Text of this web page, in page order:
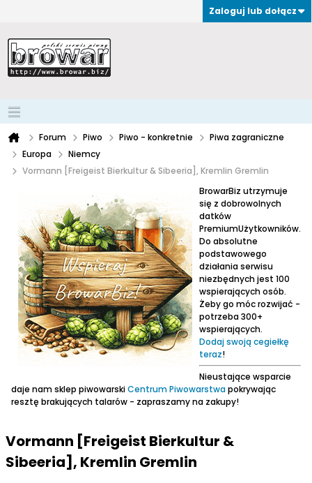
Zaloguj lub dołącz
Forum Piwo Piwo - konkretnie
Piwa zagraniczne
Europa
Niemcy
Vormann [Freigeist Bierkultur & Sibeeria], Kremlin Gremlin
BrowarBiz utrzymuje
się z dobrowolnych
datków
PremiumUżytkowników.
Do absolutne
podstawowego
działania serwisu
niezbędnych jest 100
wspierających osób.
Żeby go móc rozwijać -
potrzeba 300+
wspierających.
Dodaj swoją cegiełkę
teraz!
Nieustające wsparcie
daje nam sklep piwowarskiCentrum Piwowarstwapokrywając
resztę brakujących talarów - zapraszamy na zakupy!
Vormann [Freigeist Bierkultur &
Sibeeria], Kremlin Gremlin